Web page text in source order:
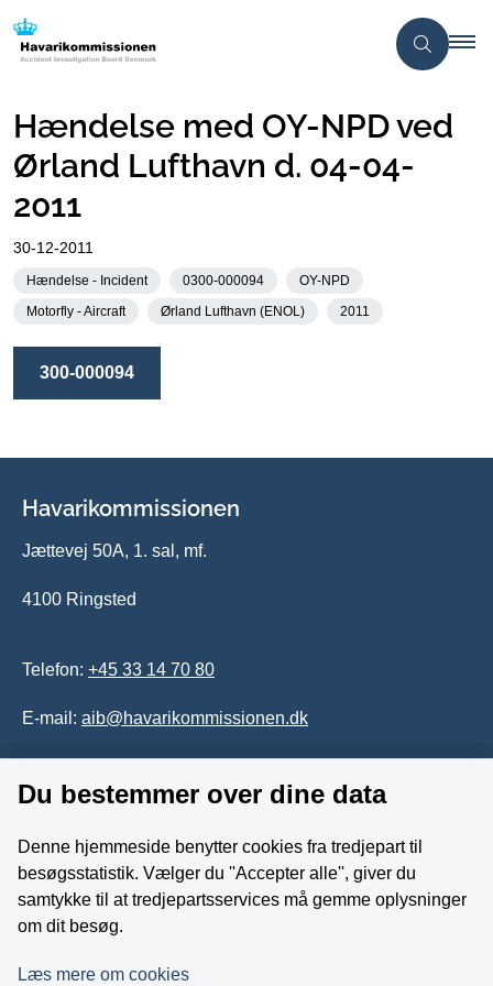
Hændelse med OY-NPD ved
Ørland Lufthavn d. 04-04-
2011
30-12-2011
Hændelse - Incident 0300-000094
OY-NPD
Motorfly - Aircraft
Ørland Lufthavn (ENOL) 2011
300-000094
Havarikommissionen
Jættevej 50A, 1. sal, mf.
4100 Ringsted
Telefon: +45 33 14 70 80
E-mail: aib@havarikommissionen.dk
Tilgængelighedserklæring
Whistleblowerordning
Følg os på YouTube
Du bestemmer over dine data
Denne hjemmeside benytter cookies fra tredjepart til
besøgsstatistik. Vælger du ''Accepter alle'', giver du
samtykke til at tredjepartsservices må gemme oplysninger
om dit besøg.
Læs mere om cookies